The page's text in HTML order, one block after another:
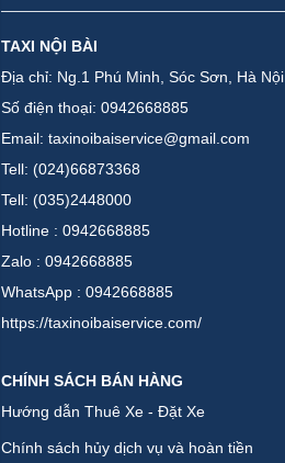
TAXI NỘI BÀI
Địa chỉ: Ng.1 Phú Minh, Sóc Sơn, Hà Nội
Số điện thoại: 0942668885
Email: taxinoibaiservice@gmail.com
Tell: (024)66873368
Tell: (035)2448000
Hotline : 0942668885
Zalo : 0942668885
WhatsApp : 0942668885
https://taxinoibaiservice.com/
CHÍNH SÁCH BÁN HÀNG
Hướng dẫn Thuê Xe - Đặt Xe
Chính sách hủy dịch vụ và hoàn tiền